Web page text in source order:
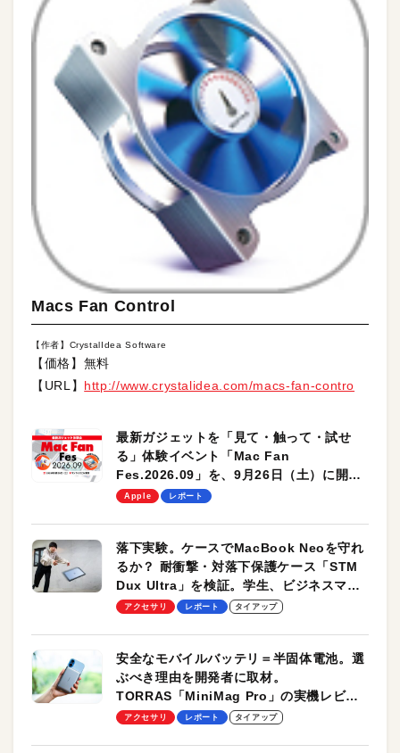
Macs Fan Control
【作者】CrystalIdea Software
【価格】無料
【URL】 http://www.crystalidea.com/macs-fan-contro
最新ガジェットを「見て・触って・試せ
る」体験イベント「Mac Fan
Fes.2026.09」を、9月26日（土）に開催
します！
Apple レポート
落下実験。ケースでMacBook Neoを守れ
るか？ 耐衝撃・対落下保護ケース「STM
Dux Ultra」を検証。学生、ビジネスマン
のモバイルユースに最適！
アクセサリ レポート タイアップ
安全なモバイルバッテリ＝半固体電池。選
ぶべき理由を開発者に取材。
TORRAS「MiniMag Pro」の実機レビュ
ーも
アクセサリ レポート タイアップ